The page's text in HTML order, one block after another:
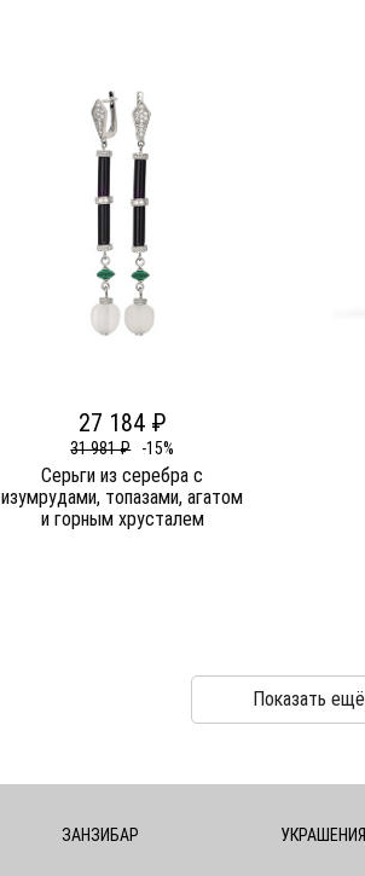
27 184 ₽
31 981 ₽ -15%
Серьги из серебра c
изумрудами, топазами, агатом
и горным хрусталем
Показать ещё
ЗАНЗИБАР УКРАШЕНИЯ